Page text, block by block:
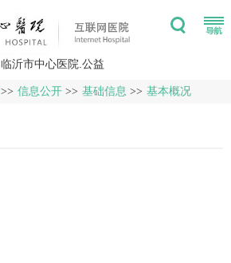
临沂市中心医院.公益
>> 信息公开 >> 基础信息 >> 基本概况